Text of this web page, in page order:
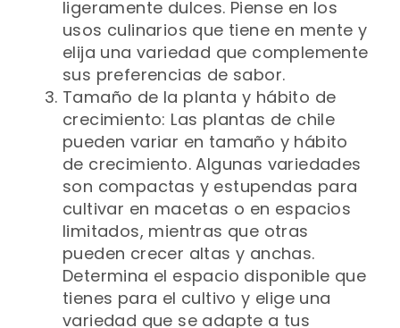
ligeramente dulces. Piense en los
usos culinarios que tiene en mente y
elija una variedad que complemente
sus preferencias de sabor.
Tamaño de la planta y hábito de
crecimiento: Las plantas de chile
pueden variar en tamaño y hábito
de crecimiento. Algunas variedades
son compactas y estupendas para
cultivar en macetas o en espacios
limitados, mientras que otras
pueden crecer altas y anchas.
Determina el espacio disponible que
tienes para el cultivo y elige una
variedad que se adapte a tus